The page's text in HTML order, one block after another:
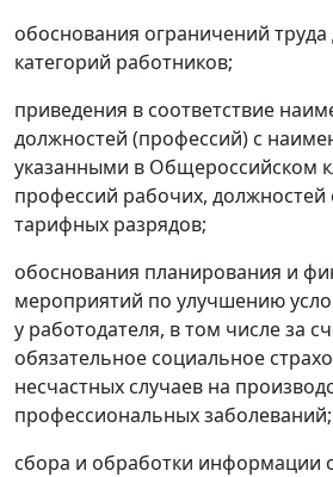
обоснования ограничений
категорий работников;
приведения в соответствие
должностей (профессий) с
указанными в Общероссийском
профессий рабочих,
тарифных разрядов;
обоснования планирования и
мероприятий по улучшению
у работодателя, в том числе за
обязательное социальное
несчастных случаев на
профессиональных заболеваний;
сбора и обработки информации